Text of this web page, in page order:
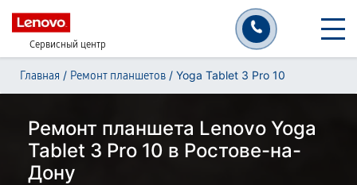
Сервисный центр
Главная / Ремонт планшетов / Yoga Tablet 3 Pro 10
Ремонт планшета Lenovo Yoga
Tablet 3 Pro 10 в Ростове-на-
Дону